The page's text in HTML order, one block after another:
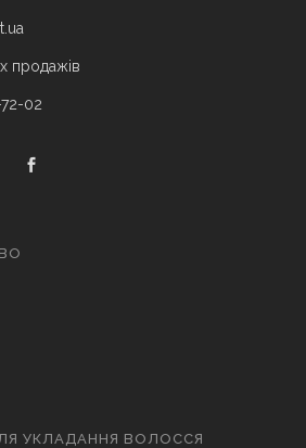
продажів
02
УКЛАДАННЯ ВОЛОССЯ